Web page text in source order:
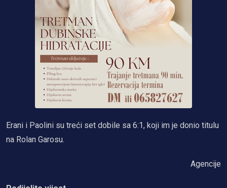
Erani i Paolini su treći set dobile sa 6:1, koji im je donio titulu
na Rolan Garosu.
Agencije